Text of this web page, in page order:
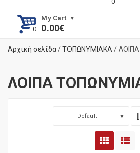
My Cart
0.00€
Αρχική σελίδα/ΤΟΠΩΝΥΜΙΑΚΑ/
ΛΟΙΠΑ
Default